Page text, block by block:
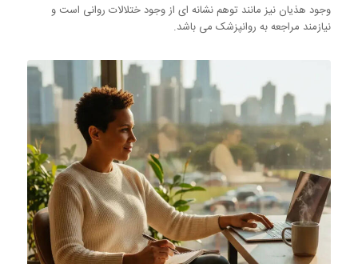
وجود هذیان نیز مانند توهم نشانه ای از وجود ختلالات روانی است و
نیازمند مراجعه به روانپزشک می باشد.